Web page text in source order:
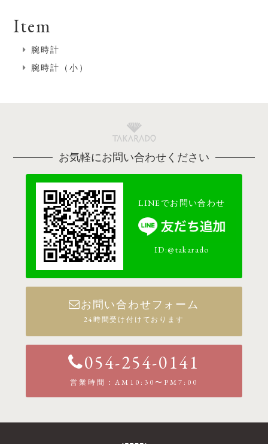
Item
腕時計
腕時計（小）
お気軽にお問い合わせください
LINEでお問い合わせ
ID:@takarado
お問い合わせフォーム
24時間受け付けております
054-254-0141
営業時間：AM10:30〜PM7:00